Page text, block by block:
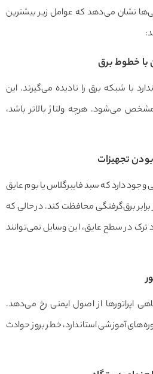
نشان می‌دهد که عوامل زیر بیشترین
با خطوط برق
با شبکه برق را نادیده می‌گیرند. این
می‌شود. هرچه ولتاژ بالاتر باشد،
بودن تجهیزات
وجود دارد که سبد فایبرگلاس یا بوم عایق
برابر برق‌گرفتگی محافظت کند. در حالی که
در سطح عایق، این وسایل نمی‌توانند
اپراتورها از اصول ایمنی رخ می‌دهد.
آموزشی استاندارد، خطر بروز حوادث